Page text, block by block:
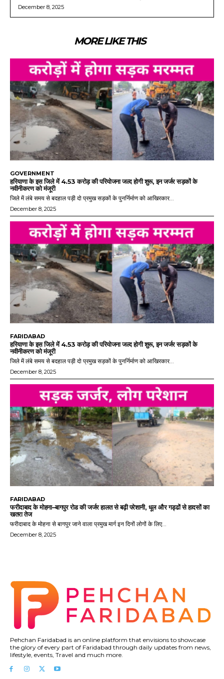
December 8, 2025
MORE LIKE THIS
GOVERNMENT
हरियाणा के इस जिले में 4.53 करोड़ की परियोजना जल्द होगी शुरू, इन जर्जर सड़कों के
नवीनीकरण को मंजूरी
जिले में लंबे समय से बदहाल पड़ी दो प्रमुख सड़कों के पुनर्निर्माण को आखिरकार...
December 8, 2025
FARIDABAD
हरियाणा के इस जिले में 4.53 करोड़ की परियोजना जल्द होगी शुरू, इन जर्जर सड़कों के
नवीनीकरण को मंजूरी
जिले में लंबे समय से बदहाल पड़ी दो प्रमुख सड़कों के पुनर्निर्माण को आखिरकार...
December 8, 2025
FARIDABAD
फरीदाबाद के मोहना–बागपुर रोड की जर्जर हालत से बढ़ी परेशानी, धूल और गड्ढों से हादसों का
खतरा तेज
फरीदाबाद के मोहना से बागपुर जाने वाला प्रमुख मार्ग इन दिनों लोगों के लिए...
December 8, 2025
Pehchan Faridabad is an online platform that envisions to showcase
the glory of every part of Faridabad through daily updates from news,
lifestyle, events, Travel and much more.